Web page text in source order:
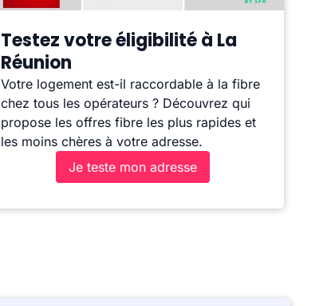
Testez votre éligibilité à La
Réunion
Votre logement est-il raccordable à la fibre
chez tous les opérateurs ? Découvrez qui
propose les offres fibre les plus rapides et
les moins chères à votre adresse.
Je teste mon adresse